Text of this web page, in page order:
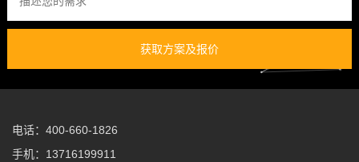
获取方案及报价
电话：400-660-1826
手机：13716199911